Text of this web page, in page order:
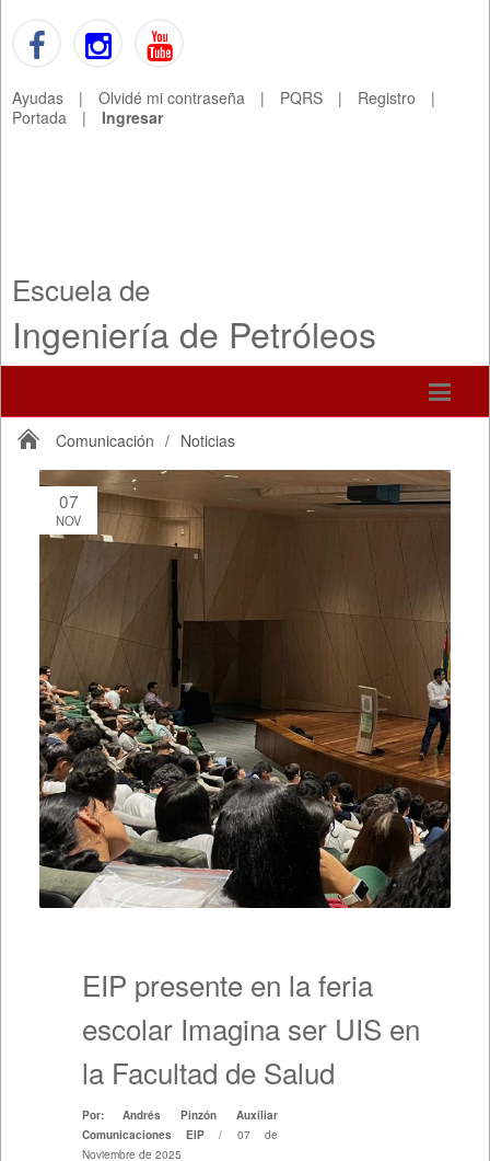
Ayudas | Olvidé mi contraseña | PQRS | Registro
|
Portada
| Ingresar
Escuela de
Ingeniería de Petróleos
Comunicación / Noticias